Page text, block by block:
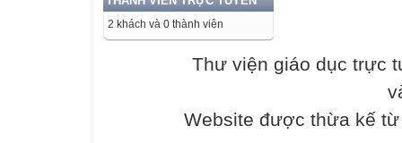
2 khách và 0 thành viên
Thư viện giáo dục trực
Website được thừa kế